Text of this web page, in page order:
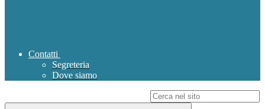
Contatti
Segreteria
Dove siamo